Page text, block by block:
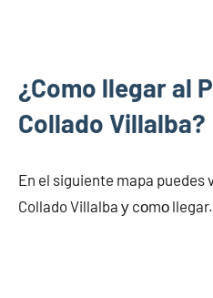
¿Como llegar al
Collado Villalba?
En el siguiente mapa puedes
Collado Villalba у cοmο llegar.